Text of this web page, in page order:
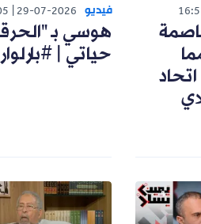
29-07-2026
15:05
هوسي بـ "الحرقة" أفسد
حياتي | #بارلوار